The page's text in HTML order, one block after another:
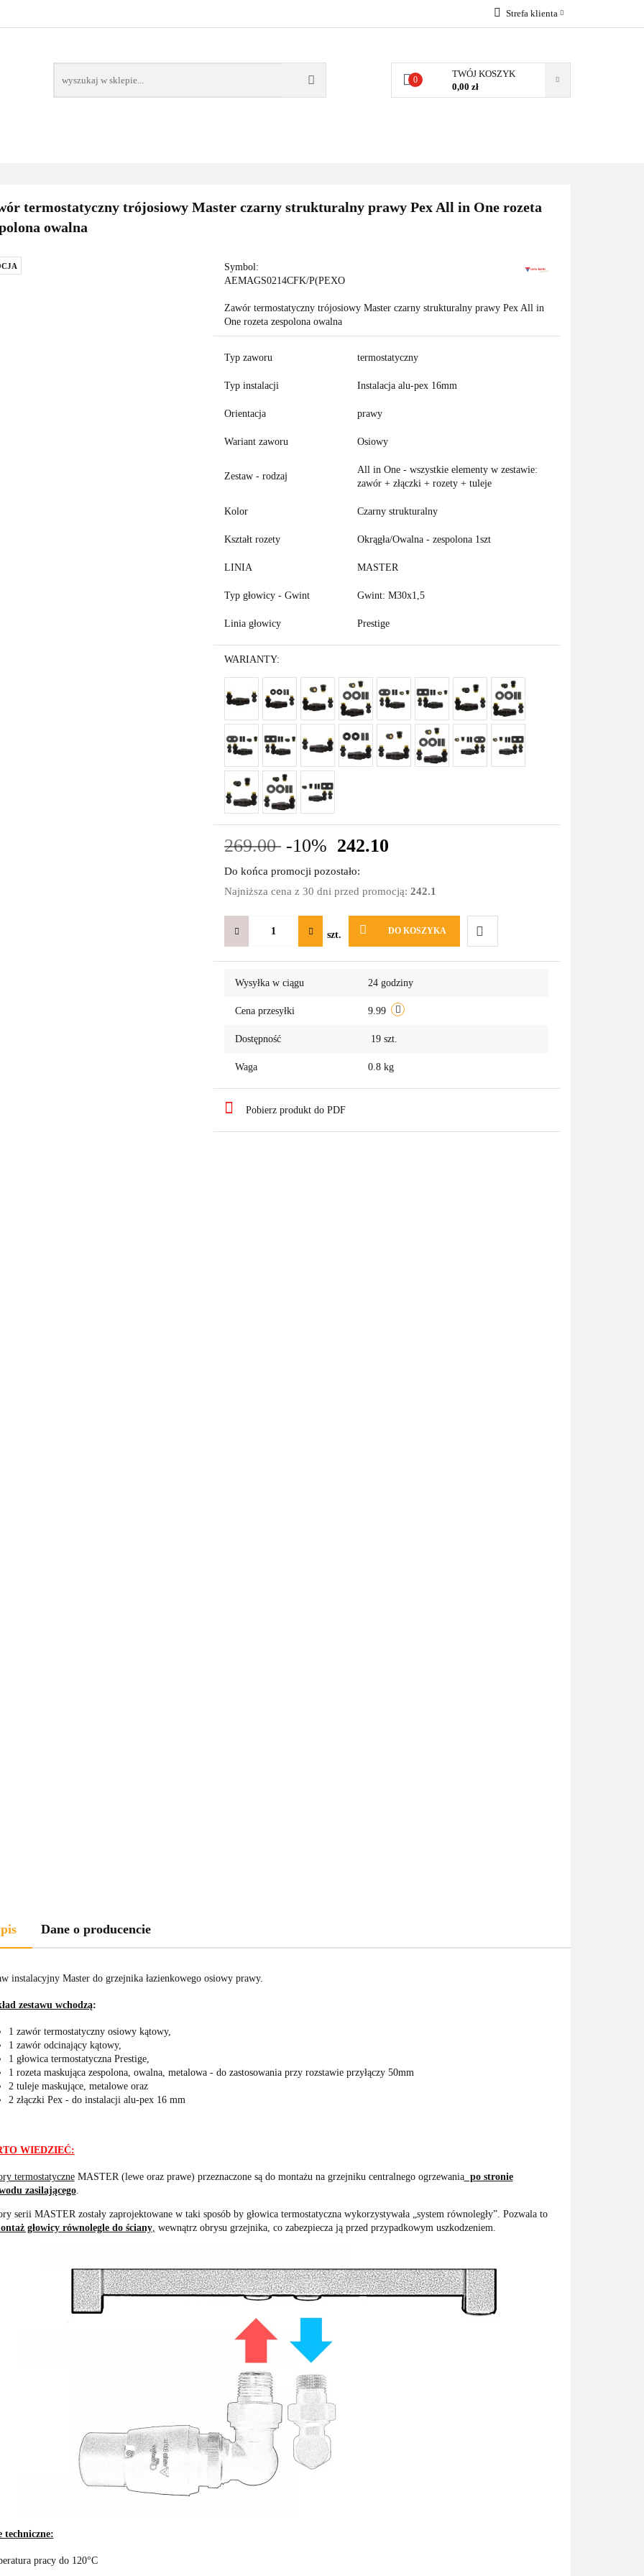
Strefa klienta
Zarejestruj się
0
TWÓJ KOSZYK
0,00 zł
termostatyczny trójosiowy Master czarny strukturalny prawy Pex All in One rozeta
owalna
Symbol:
AEMAGS0214CFK/P(PEXO
Zawór termostatyczny trójosiowy Master czarny strukturalny prawy Pex All in
One rozeta zespolona owalna
Typ zaworu termostatyczny
Typ instalacji Instalacja alu-pex 16mm
Orientacja prawy
Wariant zaworu Osiowy
Zestaw - rodzaj
All in One - wszystkie elementy w zestawie:
zawór + złączki + rozety + tuleje
Kolor Czarny strukturalny
Kształt rozety Okrągła/Owalna - zespolona 1szt
LINIA MASTER
Typ głowicy - Gwint Gwint: M30x1,5
Linia głowicy Prestige
WARIANTY:
269.00 -10% 242.10
Do końca promocji pozostało:
Najniższa cena z 30 dni przed promocją:242.1
szt. DO KOSZYKA
Do
Wysyłka w ciągu 24 godziny
Cena przesyłki 9.99
Dostępność 19 szt.
Waga 0.8 kg
Pobierz produkt do PDF
Dane o producencie
instalacyjny Master do grzejnika łazienkowego osiowy prawy.
zestawu wchodzą:
1 zawór termostatyczny osiowy kątowy,
1 zawór odcinający kątowy,
1 głowica termostatyczna Prestige,
1 rozeta maskująca zespolona, owalna, metalowa - do zastosowania przy rozstawie przyłączy 50mm
2 tuleje maskujące, metalowe oraz
2 złączki Pex - do instalacji alu-pex 16 mm
WIEDZIEĆ:
termostatyczneMASTER (lewe oraz prawe) przeznaczone są do montażu na grzejniku centralnego ogrzewaniapo stronie
zasilającego.
serii MASTER zostały zaprojektowane w taki sposób by głowica termostatyczna wykorzystywała „system równoległy”. Pozwala to
głowicy równolegle do ściany, wewnątrz obrysu grzejnika, co zabezpiecza ją przed przypadkowym uszkodzeniem.
techniczne:
pracy do 120°C